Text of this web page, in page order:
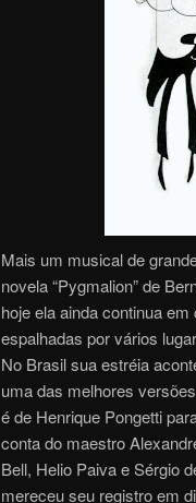
Mais um musical de
novela “Pygmalion” de
hoje ela ainda continua
espalhadas por vários
No Brasil sua estréia
uma das melhores
é de Henrique Pongetti
conta do maestro
Bell, Helio Paiva e Sérgio
mereceu seu registro em